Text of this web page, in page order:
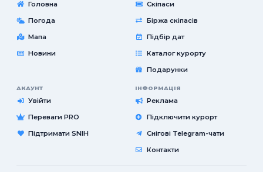
Головна
Погода
Мапа
Новини
Скіпаси
Біржа скіпасів
Підбір дат
Каталог курорту
Подарунки
АКАУНТ
Увійти
Переваги PRO
Підтримати SNIH
ІНФОРМАЦІЯ
Реклама
Підключити курорт
Снігові Telegram-чати
Контакти